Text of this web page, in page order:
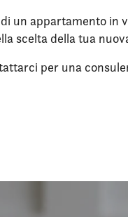
un appartamento in
scelta della tua
per una